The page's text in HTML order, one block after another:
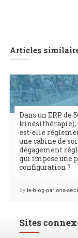
Articles
Dans un ERP de
kinésithérapie),
est-elle
une cabine de
dégagement
qui impose une
configuration ?
Posted
by le-blog-parlons-
Sites